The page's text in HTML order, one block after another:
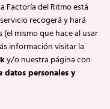
Factoría del Ritmo está
recogerá y hará
mismo que hace al usar
información visitar la
y/o nuestra página con
personales y